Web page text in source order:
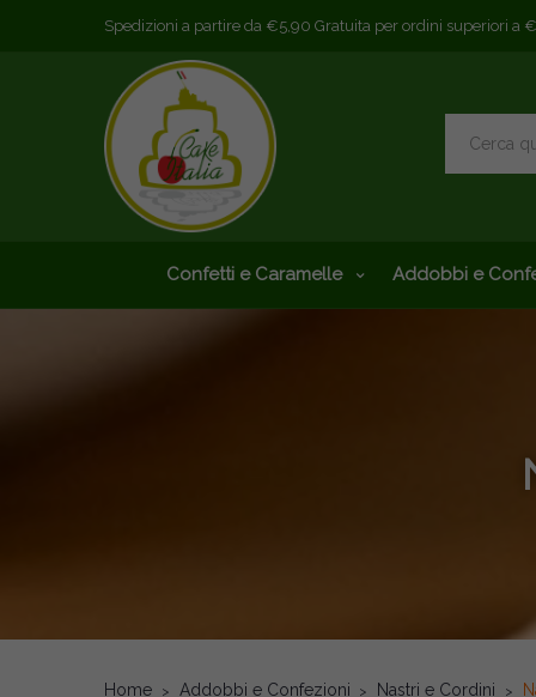
Spedizioni a partire da €5,90 Gratuita per ordini superiori a
Confetti e Caramelle Addobbi e
Home Addobbi e Confezioni Nastri e Cordini